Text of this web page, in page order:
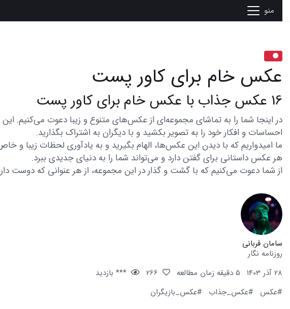
منو
عکس خام برای کاور پست
16 عکس جذاب با عکس خام برای کاور پست
احساسات و افکار خود را به تصویر بکشید و با دیگران به اشتراک بگذارید.
ما امیدواریم که با دیدن این عکس‌ها، الهام بگیرید و به یادآوری لحظات زیبا و
هر عکس داستانی برای گفتن دارد و می‌تواند شما را به دنیای جدیدی ببرد.
از شما دعوت می‌کنیم که با گشت و گذار در این مجموعه، از هر عنوانی که دوست
سامان قربانی
روزنامه نگار
28 آذر 1403
5 دقیقه زمان مطالعه
*** بازدید
#عکس
#عکس_جذاب #عکس_بازیگران